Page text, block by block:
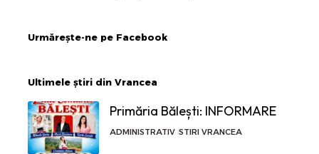
Urmărește-ne pe Facebook
Ultimele știri din Vrancea
Primăria Bălești: INFORMARE
ADMINISTRATIV STIRI VRANCEA